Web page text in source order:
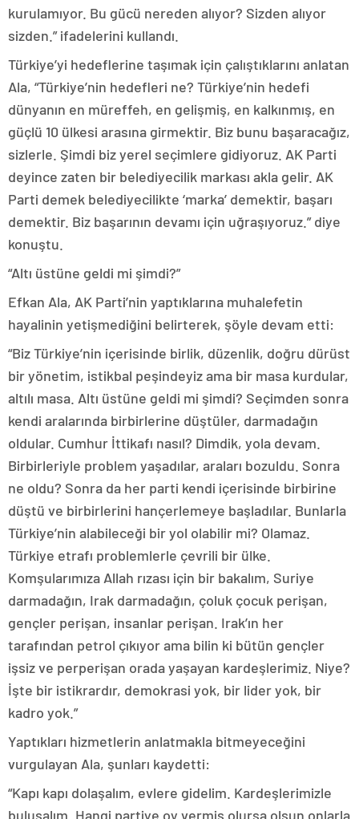
kurulamıyor. Bu gücü nereden alıyor? Sizden alıyor
sizden.” ifadelerini kullandı.
Türkiye’yi hedeflerine taşımak için çalıştıklarını anlatan
Ala, “Türkiye’nin hedefleri ne? Türkiye’nin hedefi
dünyanın en müreffeh, en gelişmiş, en kalkınmış, en
güçlü 10 ülkesi arasına girmektir. Biz bunu başaracağız,
sizlerle. Şimdi biz yerel seçimlere gidiyoruz. AK Parti
deyince zaten bir belediyecilik markası akla gelir. AK
Parti demek belediyecilikte ‘marka’ demektir, başarı
demektir. Biz başarının devamı için uğraşıyoruz.” diye
konuştu.
“Altı üstüne geldi mi şimdi?”
Efkan Ala, AK Parti’nin yaptıklarına muhalefetin
hayalinin yetişmediğini belirterek, şöyle devam etti:
“Biz Türkiye’nin içerisinde birlik, düzenlik, doğru dürüst
bir yönetim, istikbal peşindeyiz ama bir masa kurdular,
altılı masa. Altı üstüne geldi mi şimdi? Seçimden sonra
kendi aralarında birbirlerine düştüler, darmadağın
oldular. Cumhur İttikafı nasıl? Dimdik, yola devam.
Birbirleriyle problem yaşadılar, araları bozuldu. Sonra
ne oldu? Sonra da her parti kendi içerisinde birbirine
düştü ve birbirlerini hançerlemeye başladılar. Bunlarla
Türkiye’nin alabileceği bir yol olabilir mi? Olamaz.
Türkiye etrafı problemlerle çevrili bir ülke.
Komşularımıza Allah rızası için bir bakalım, Suriye
darmadağın, Irak darmadağın, çoluk çocuk perişan,
gençler perişan, insanlar perişan. Irak’ın her
tarafından petrol çıkıyor ama bilin ki bütün gençler
işsiz ve perperişan orada yaşayan kardeşlerimiz. Niye?
İşte bir istikrardır, demokrasi yok, bir lider yok, bir
kadro yok.”
Yaptıkları hizmetlerin anlatmakla bitmeyeceğini
vurgulayan Ala, şunları kaydetti:
“Kapı kapı dolaşalım, evlere gidelim. Kardeşlerimizle
buluşalım. Hangi partiye oy vermiş olursa olsun onlarla